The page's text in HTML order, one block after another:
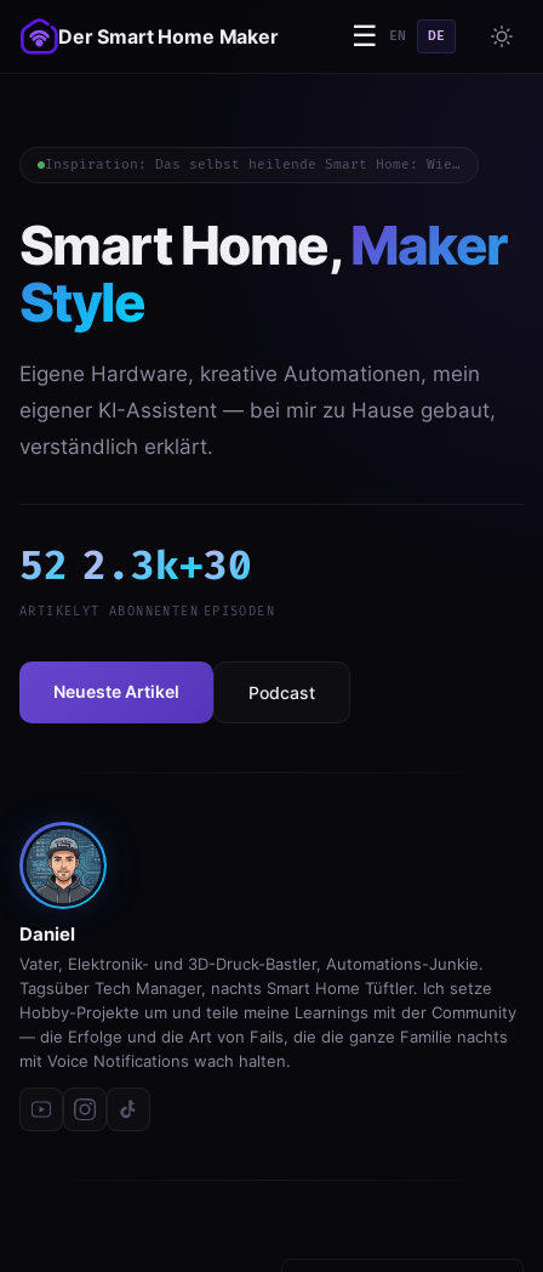
Der Smart Home Maker ☰ EN DE
Inspiration: Das selbst heilende Smart Home: Wie…
Smart Home,Maker
Style
Eigene Hardware, kreative Automationen, mein
eigener KI-Assistent — bei mir zu Hause gebaut,
verständlich erklärt.
52
ARTIKEL
2.3k+
YT ABONNENTEN
30
EPISODEN
Neueste Artikel Podcast
Daniel
Vater, Elektronik- und 3D-Druck-Bastler, Automations-Junkie.
Tagsüber Tech Manager, nachts Smart Home Tüftler. Ich setze
Hobby-Projekte um und teile meine Learnings mit der Community
— die Erfolge und die Art von Fails, die die ganze Familie nachts
mit Voice Notifications wach halten.